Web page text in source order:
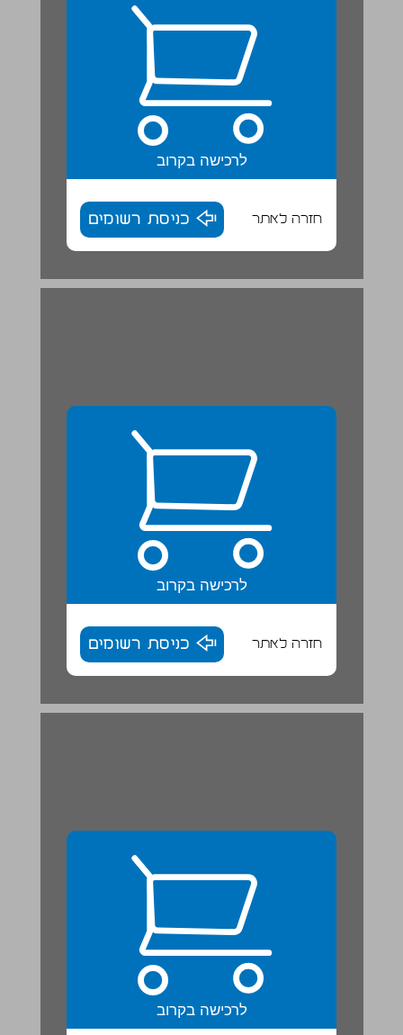
לרכישה בקרוב
חזרה לאתר כניסת רשומים
לרכישה בקרוב
חזרה לאתר כניסת רשומים
5. הַמַסָע שֶׁל אַמַל | טֵקְסְט מֵידָע ... 22
לרכישה בקרוב